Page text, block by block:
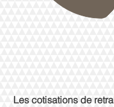
Les cotisations de